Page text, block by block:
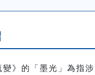
變》的「墨光」為指